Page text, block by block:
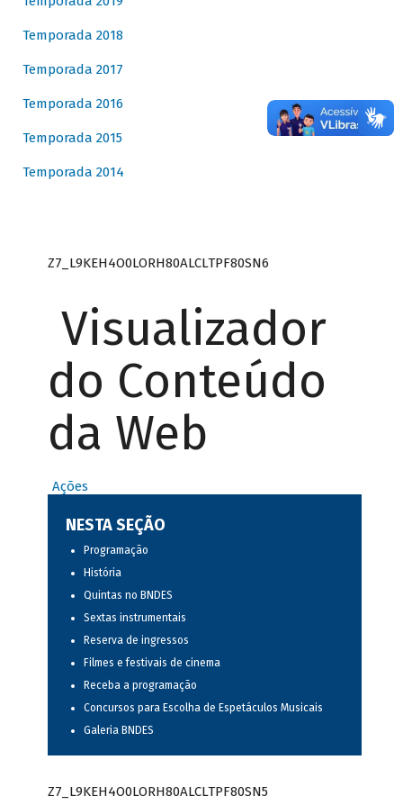
Temporada 2018
Temporada 2017
Temporada 2016
Temporada 2015
Temporada 2014
Z7_L9KEH4O0LORH80ALCLTPF80SN6
Visualizador
do Conteúdo
da Web
Ações
NESTA SEÇÃO
Programação
História
Quintas no BNDES
Sextas instrumentais
Reserva de ingressos
Filmes e festivais de cinema
Receba a programação
Concursos para Escolha de Espetáculos Musicais
Galeria BNDES
Z7_L9KEH4O0LORH80ALCLTPF80SN5